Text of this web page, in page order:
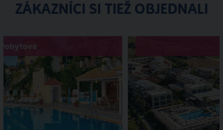
ZÁKAZNÍCI SI TIEŽ OBJEDNALI